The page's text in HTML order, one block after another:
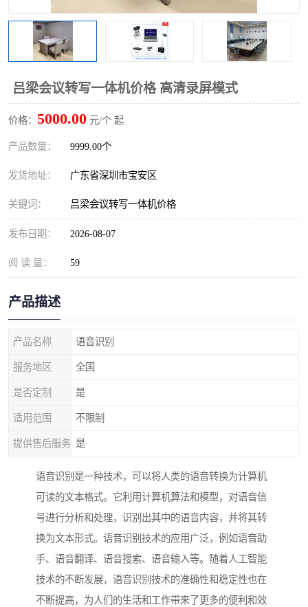
吕梁会议转写一体机价格 高清录屏模式
价格： 5000.00 元/个 起
产品数量： 9999.00个
发货地址： 广东省深圳市宝安区
关键词： 吕梁会议转写一体机价格
发布日期： 2026-08-07
阅 读 量： 59
产品描述
产品名称 语音识别
服务地区 全国
是否定制 是
适用范围 不限制
提供售后服务 是
语音识别是一种技术，可以将人类的语音转换为计算机
可读的文本格式。它利用计算机算法和模型，对语音信
号进行分析和处理，识别出其中的语音内容，并将其转
换为文本形式。语音识别技术的应用广泛，例如语音助
手、语音翻译、语音搜索、语音输入等。随着人工智能
技术的不断发展，语音识别技术的准确性和稳定性也在
不断提高，为人们的生活和工作带来了更多的便利和效